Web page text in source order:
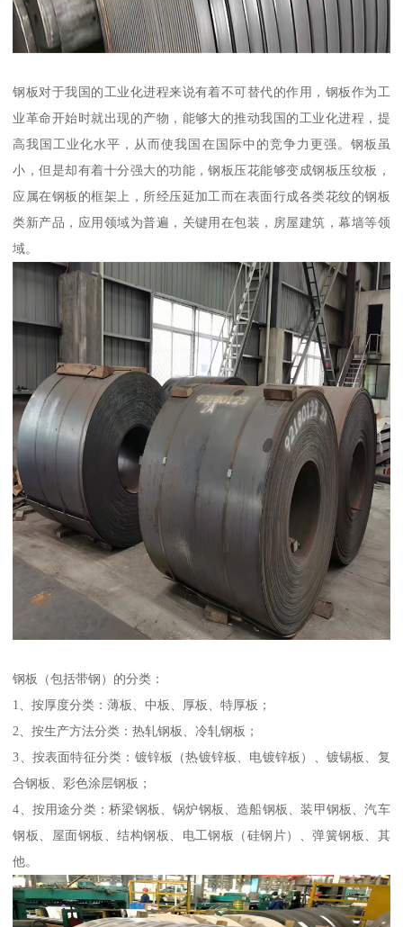
钢板对于我国的工业化进程来说有着不可替代的作用，钢板作为工
业革命开始时就出现的产物，能够大的推动我国的工业化进程，提
高我国工业化水平，从而使我国在国际中的竞争力更强。钢板虽
小，但是却有着十分强大的功能，钢板压花能够变成钢板压纹板，
应属在钢板的框架上，所经压延加工而在表面行成各类花纹的钢板
类新产品，应用领域为普遍，关键用在包装，房屋建筑，幕墙等领
域。
钢板（包括带钢）的分类：
1、按厚度分类：薄板、中板、厚板、特厚板；
2、按生产方法分类：热轧钢板、冷轧钢板；
3、按表面特征分类：镀锌板（热镀锌板、电镀锌板）、镀锡板、复
合钢板、彩色涂层钢板；
4、按用途分类：桥梁钢板、锅炉钢板、造船钢板、装甲钢板、汽车
钢板、屋面钢板、结构钢板、电工钢板（硅钢片）、弹簧钢板、其
他。